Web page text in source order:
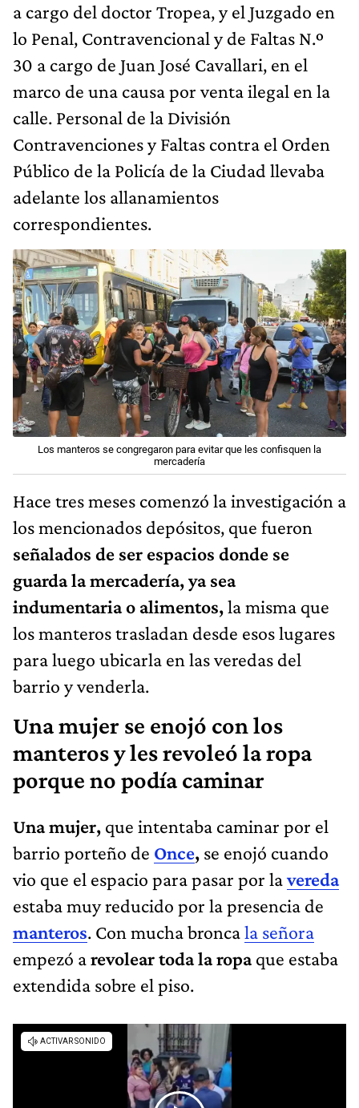
a cargo del doctor Tropea, y el Juzgado en
lo Penal, Contravencional y de Faltas N.º
30 a cargo de Juan José Cavallari, en el
marco de una causa por venta ilegal en la
calle. Personal de la División
Contravenciones y Faltas contra el Orden
Público de la Policía de la Ciudad llevaba
adelante los allanamientos
correspondientes.
Los manteros se congregaron para evitar que les confisquen la
mercadería
Hace tres meses comenzó la investigación a
los mencionados depósitos, que fueron
señalados de ser espacios donde se
guarda la mercadería, ya sea
indumentaria o alimentos,la misma que
los manteros trasladan desde esos lugares
para luego ubicarla en las veredas del
barrio y venderla.
Una mujer se enojó con los
manteros y les revoleó la ropa
porque no podía caminar
Una mujer, que intentaba caminar por el
barrio porteño de Once, se enojó cuando
vio que el espacio para pasar por lavereda
estaba muy reducido por la presencia de
manteros. Con mucha broncala señora
empezó arevolear toda la ropaque estaba
extendida sobre el piso.